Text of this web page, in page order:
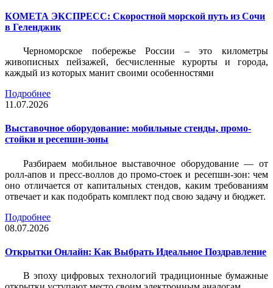
КОМЕТА ЭКСПРЕСС: Скоростной морской путь из Сочи
в Геленджик
Черноморское побережье России – это километры
живописных пейзажей, бесчисленные курорты и города,
каждый из которых манит своими особенностями
Подробнее
11.07.2026
Выставочное оборудование: мобильные стенды, промо-
стойки и ресепшн-зоны
Разбираем мобильное выставочное оборудование — от
ролл-апов и пресс-воллов до промо-стоек и ресепшн-зон: чем
оно отличается от капитальных стендов, каким требованиям
отвечает и как подобрать комплект под свою задачу и бюджет.
Подробнее
08.07.2026
Открытки Онлайн: Как Выбрать Идеальное Поздравление
В эпоху цифровых технологий традиционные бумажные